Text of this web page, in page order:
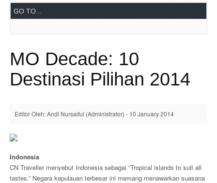
MO Decade: 10
Destinasi Pilihan 2014
Editor Oleh: Andi Nursaiful (Administrator) - 10 January 2014
Indonesia
CN Traveller menyebut Indonesia sebagai “Tropical islands to suit all
tastes.” Negara kepulauan terbesar ini memang menawarkan suasana